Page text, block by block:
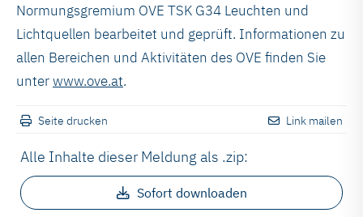
Normungsgremium OVE TSK G34 Leuchten und
Lichtquellen bearbeitet und geprüft. Informationen zu
allen Bereichen und Aktivitäten des OVE finden Sie
unterwww.ove.at.
Seite drucken Link mailen
Alle Inhalte dieser Meldung als .zip:
Sofort downloaden